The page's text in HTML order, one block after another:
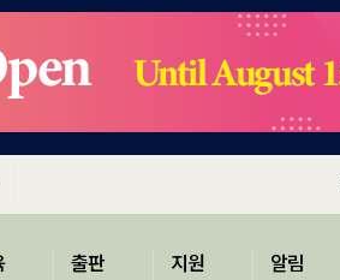
출판 지원 알림